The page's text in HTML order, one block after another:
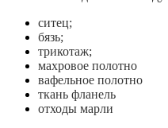
ситец;
бязь;
трикотаж;
махровое полотно
вафельное полотно
ткань фланель
отходы марли